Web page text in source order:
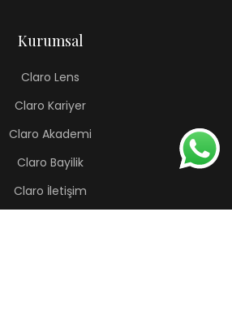
Kurumsal
Claro Lens
Claro Kariyer
Claro Akademi
Claro Bayilik
Claro İletişim